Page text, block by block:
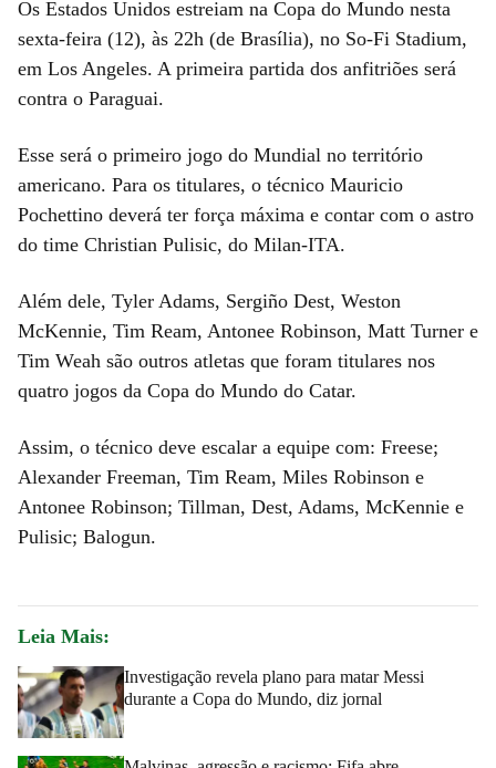
Os Estados Unidos estreiam na Copa do Mundo nesta
sexta-feira (12), às 22h (de Brasília), no So-Fi Stadium,
em Los Angeles. A primeira partida dos anfitriões será
contra o Paraguai.
Esse será o primeiro jogo do Mundial no território
americano. Para os titulares, o técnico Mauricio
Pochettino deverá ter força máxima e contar com o astro
do time Christian Pulisic, do Milan-ITA.
Além dele, Tyler Adams, Sergiño Dest, Weston
McKennie, Tim Ream, Antonee Robinson, Matt Turner e
Tim Weah são outros atletas que foram titulares nos
quatro jogos da Copa do Mundo do Catar.
Assim, o técnico deve escalar a equipe com: Freese;
Alexander Freeman, Tim Ream, Miles Robinson e
Antonee Robinson; Tillman, Dest, Adams, McKennie e
Pulisic; Balogun.
Leia Mais:
Investigação revela plano para matar Messi
durante a Copa do Mundo, diz jornal